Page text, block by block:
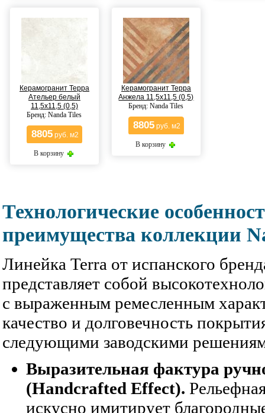
Керамогранит Терра
Ательер белый
11,5x11,5 (0,5)
Бренд: Nanda Tiles
8805 руб. м2
В корзину
Керамогранит Терра
Анжела 11,5x11,5 (0,5)
Бренд: Nanda Tiles
8805 руб. м2
В корзину
Технологические
преимущества коллекции
Линейка Terra от испанского
представляет собой
с выраженным ремесленным
качество и долговечность
следующими заводскими
Выразительная фактура
(Handcrafted Effect).
искусно имитирует